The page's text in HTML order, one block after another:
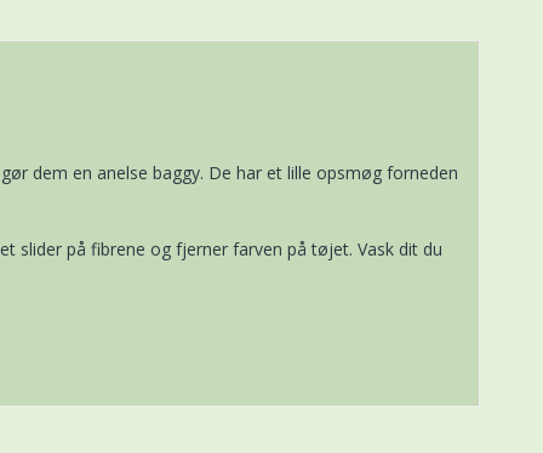
dem en anelse baggy. De har et lille opsmøg forneden
slider på fibrene og fjerner farven på tøjet. Vask dit du